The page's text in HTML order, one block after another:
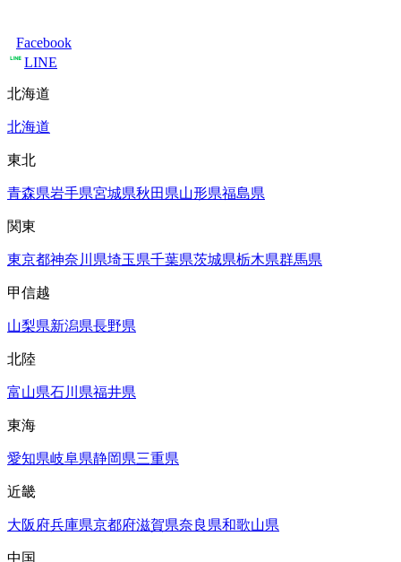
Facebook
LINE
北海道
北海道
東北
青森県岩手県宮城県秋田県山形県福島県
関東
東京都神奈川県埼玉県千葉県茨城県栃木県群馬県
甲信越
山梨県新潟県長野県
北陸
富山県石川県福井県
東海
愛知県岐阜県静岡県三重県
近畿
大阪府兵庫県京都府滋賀県奈良県和歌山県
中国